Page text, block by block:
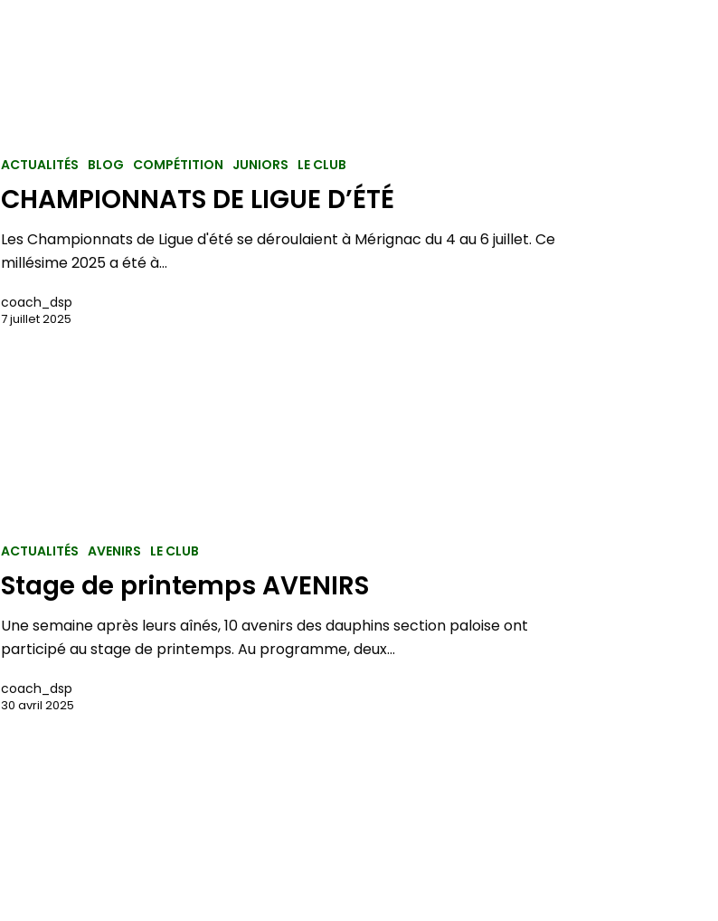
ACTUALITÉS BLOG COMPÉTITION JUNIORS LE CLUB
CHAMPIONNATS DE LIGUE D’ÉTÉ
Les Championnats de Ligue d'été se déroulaient à Mérignac du 4 au 6 juillet. Ce
millésime 2025 a été à…
coach_dsp
7 juillet 2025
ACTUALITÉS AVENIRS LE CLUB
Stage de printemps AVENIRS
Une semaine après leurs aînés, 10 avenirs des dauphins section paloise ont
participé au stage de printemps. Au programme, deux…
coach_dsp
30 avril 2025